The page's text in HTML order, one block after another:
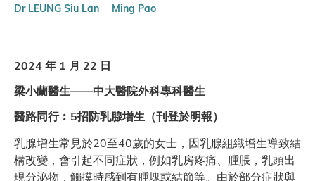
Dr LEUNG Siu Lan Ming Pao
2024 年 1 月 22 日
梁小蘭醫生——中大醫院外科專科醫生
醫路同行︰5招防乳腺增生（刊登於明報）
乳腺增生常見於20至40歲的女士，因乳腺組織增生導致結
構改變，會引起不同症狀，例如乳房疼痛、腫脹，乳頭出
現分泌物，觸摸時感到有腫塊或結節等。由於部分症狀與